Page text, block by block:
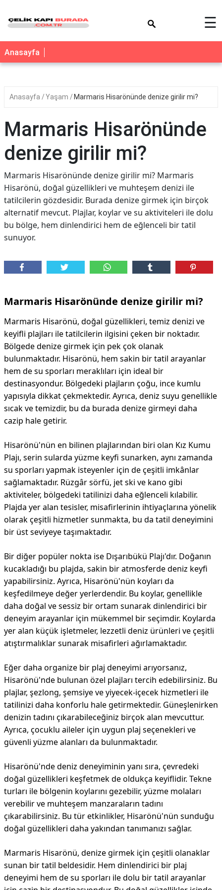
☰
Anasayfa
Anasayfa Yaşam Marmaris Hisarönünde denize girilir mi?
Marmaris Hisarönünde
denize girilir mi?
Marmaris Hisarönünde denize girilir mi? Marmaris
Hisarönü, doğal güzellikleri ve muhteşem denizi ile
tatilcilerin gözdesidir. Burada denize girmek için birçok
alternatif mevcut. Plajlar, koylar ve su aktiviteleri ile dolu
bu bölge, hem dinlendirici hem de eğlenceli bir tatil
sunuyor.
Marmaris Hisarönünde denize girilir mi?
Marmaris Hisarönü, doğal güzellikleri, temiz denizi ve
keyifli plajları ile tatilcilerin ilgisini çeken bir noktadır.
Bölgede denize girmek için pek çok olanak
bulunmaktadır. Hisarönü, hem sakin bir tatil arayanlar
hem de su sporları meraklıları için ideal bir
destinasyondur. Bölgedeki plajların çoğu, ince kumlu
yapısıyla dikkat çekmektedir. Ayrıca, deniz suyu genellikle
sıcak ve temizdir, bu da burada denize girmeyi daha
cazip hale getirir.
Hisarönü'nün en bilinen plajlarından biri olan Kız Kumu
Plajı, serin sularda yüzme keyfi sunarken, aynı zamanda
su sporları yapmak isteyenler için de çeşitli imkânlar
sağlamaktadır. Rüzgâr sörfü, jet ski ve kano gibi
aktiviteler, bölgedeki tatilinizi daha eğlenceli kılabilir.
Plajda yer alan tesisler, misafirlerinin ihtiyaçlarına yönelik
olarak çeşitli hizmetler sunmakta, bu da tatil deneyimini
bir üst seviyeye taşımaktadır.
Bir diğer popüler nokta ise Dışarıbükü Plajı'dır. Doğanın
kucakladığı bu plajda, sakin bir atmosferde deniz keyfi
yapabilirsiniz. Ayrıca, Hisarönü'nün koyları da
keşfedilmeye değer yerlerdendir. Bu koylar, genellikle
daha doğal ve sessiz bir ortam sunarak dinlendirici bir
deneyim arayanlar için mükemmel bir seçimdir. Koylarda
yer alan küçük işletmeler, lezzetli deniz ürünleri ve çeşitli
atıştırmalıklar sunarak misafirleri ağırlamaktadır.
Eğer daha organize bir plaj deneyimi arıyorsanız,
Hisarönü'nde bulunan özel plajları tercih edebilirsiniz. Bu
plajlar, şezlong, şemsiye ve yiyecek-içecek hizmetleri ile
tatilinizi daha konforlu hale getirmektedir. Güneşlenirken
denizin tadını çıkarabileceğiniz birçok alan mevcuttur.
Ayrıca, çocuklu aileler için uygun plaj seçenekleri ve
güvenli yüzme alanları da bulunmaktadır.
Hisarönü'nde deniz deneyiminin yanı sıra, çevredeki
doğal güzellikleri keşfetmek de oldukça keyiflidir. Tekne
turları ile bölgenin koylarını gezebilir, yüzme molaları
verebilir ve muhteşem manzaraların tadını
çıkarabilirsiniz. Bu tür etkinlikler, Hisarönü'nün sunduğu
doğal güzellikleri daha yakından tanımanızı sağlar.
Marmaris Hisarönü, denize girmek için çeşitli olanaklar
sunan bir tatil beldesidir. Hem dinlendirici bir plaj
deneyimi hem de su sporları ile dolu bir tatil arayanlar